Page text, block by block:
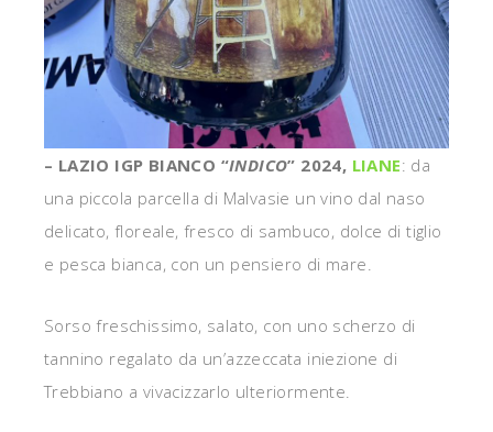
– LAZIO IGP BIANCO “INDICO” 2024, LIANE: da
una piccola parcella di Malvasie un vino dal naso
delicato, floreale, fresco di sambuco, dolce di tiglio
e pesca bianca, con un pensiero di mare.
Sorso freschissimo, salato, con uno scherzo di
tannino regalato da un’azzeccata iniezione di
Trebbiano a vivacizzarlo ulteriormente.